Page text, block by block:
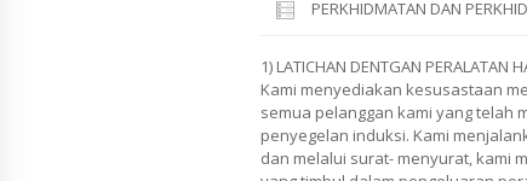
PERKHIDMATAN DAN
1) LATICHAN DENTGAN PERALATAN
Kami menyediakan kesusastaan
semua pelanggan kami yang telah
penyegelan induksi. Kami
dan melalui surat- menyurat, kami